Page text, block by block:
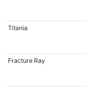
Titania
Fracture Ray